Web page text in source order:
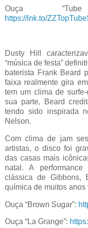
Ouça
https://lnk.to/
Dusty Hill
“música de festa”
baterista Frank Beard
faixa realmente gira
tem um clima de
sua parte, Beard
tendo sido inspirada
Nelson.
Com clima de jam
artistas, o disco foi
das casas mais
natal. A
clássica de Gibbons,
química de muitos
Ouça “Brown Sugar”:
Ouça “La Grange”: